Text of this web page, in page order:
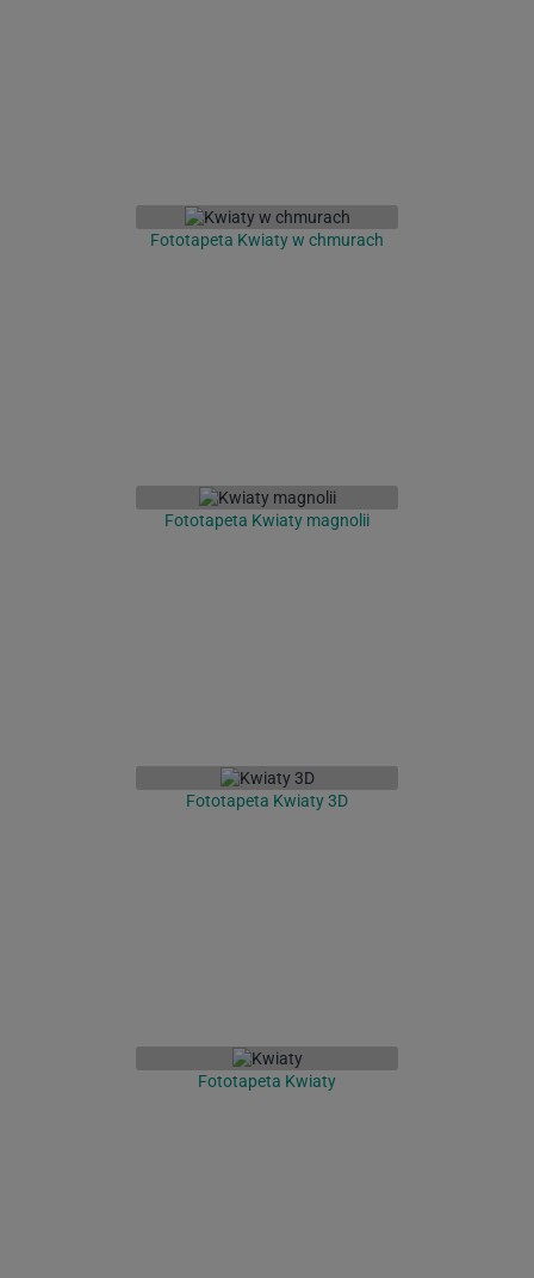
Fototapeta Kwiaty w chmurach
Fototapeta Kwiaty magnolii
Fototapeta Kwiaty 3D
Fototapeta Kwiaty